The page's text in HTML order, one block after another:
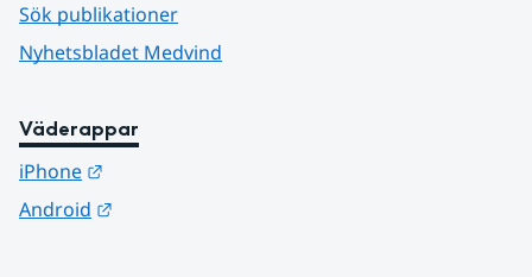
Sök publikationer
Nyhetsbladet Medvind
Väderappar
iPhone
Android